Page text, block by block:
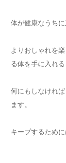
体が健康なうち
よりおしゃれを
る体を手に入れる
何にもしなけれ
ます。
キープするため